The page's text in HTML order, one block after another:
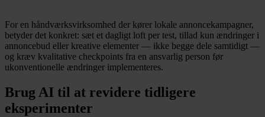
For en håndværksvirksomhed der kører lokale annoncekampagner,
betyder det konkret: sæt et dagligt loft per test, tillad kun ændringer i
annoncebud eller kreative elementer — ikke begge dele samtidigt —
og kræv kvalitative checkpoints fra en ansvarlig person før
ukonventionelle ændringer implementeres.
Brug AI til at revidere tidligere
eksperimenter